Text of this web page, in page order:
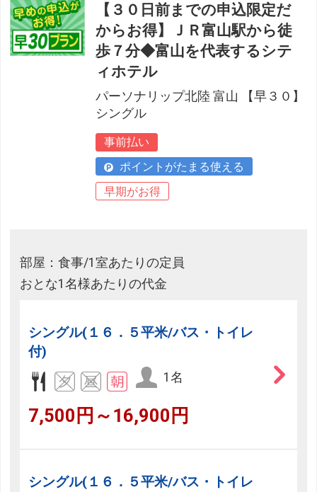
【３０日前までの申込限定だ
からお得】ＪＲ富山駅から徒
歩７分◆富山を代表するシテ
ィホテル
パーソナリップ北陸 富山 【早３０】
シングル
事前払い
ポイントがたまる使える
早期がお得
部屋：食事/1室あたりの定員
おとな1名様あたりの代金
シングル(１６．５平米/バス・トイレ
付)
1名
7,500円～16,900円
シングル(１６．５平米/バス・トイレ